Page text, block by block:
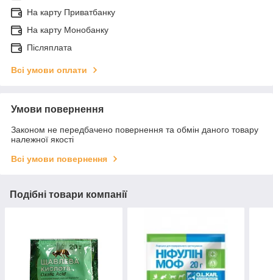
На карту Приватбанку
На карту Монобанку
Післяплата
Всі умови оплати
Умови повернення
Законом не передбачено повернення та обмін даного товару
належної якості
Всі умови повернення
Подібні товари компанії